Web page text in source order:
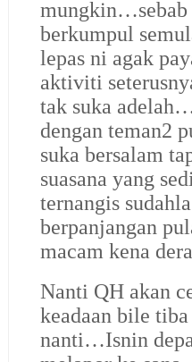
mungkin…sebab
berkumpul
lepas ni agak
aktiviti
tak suka
dengan teman2
suka bersalam
suasana yang
ternangis
berpanjangan
macam kena
Nanti QH akan
keadaan bile
nanti…Isnin